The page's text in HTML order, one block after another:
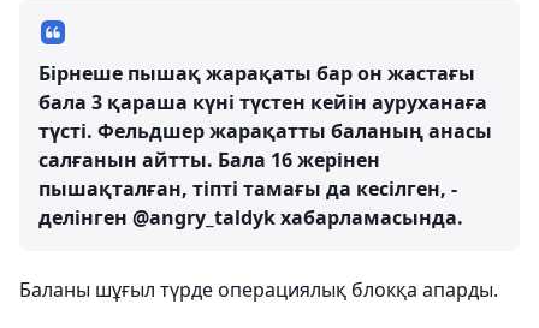
Бірнеше пышақ жарақаты бар он жастағы
бала 3 қараша күні түстен кейін ауруханаға
түсті. Фельдшер жарақатты баланың анасы
салғанын айтты. Бала 16 жерінен
пышақталған, тіпті тамағы да кесілген, -
делінген @angry_taldyk хабарламасында.
Баланы шұғыл түрде операциялық блокқа апарды.